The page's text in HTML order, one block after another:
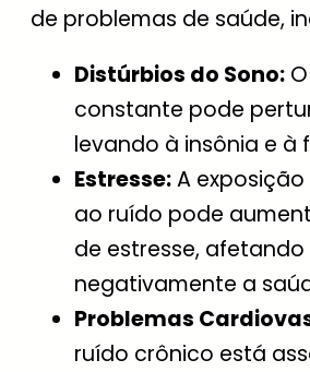
de problemas de saúde,
Distúrbios do Sono:
constante pode
levando à insônia e à
Estresse:A
ao ruído pode
de estresse, afetando
negativamente a
Problemas
ruído crônico está